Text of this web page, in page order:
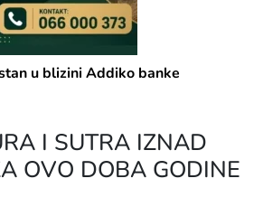
u blizini Addiko banke
I SUTRA IZNAD
OVO DOBA GODINE